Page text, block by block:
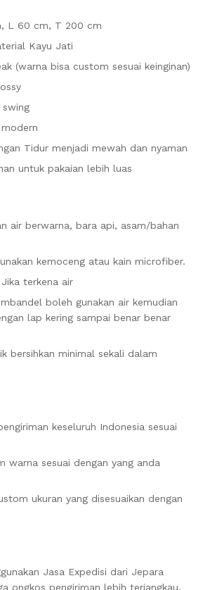
L 60 cm, T 200 cm
Kayu Jati
(warna bisa custom sesuai keinginan)
Tidur menjadi mewah dan nyaman
untuk pakaian lebih luas
air berwarna, bara api, asam/bahan
kemoceng atau kain microfiber.
terkena air
boleh gunakan air kemudian
lap kering sampai benar benar
bersihkan minimal sekali dalam
keseluruh Indonesia sesuai
warna sesuai dengan yang anda
ukuran yang disesuaikan dengan
Jasa Expedisi dari Jepara
ongkos pengiriman lebih terjangkau.